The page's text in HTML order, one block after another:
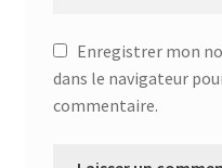
Enregistrer mon
dans le navigateur
commentaire.